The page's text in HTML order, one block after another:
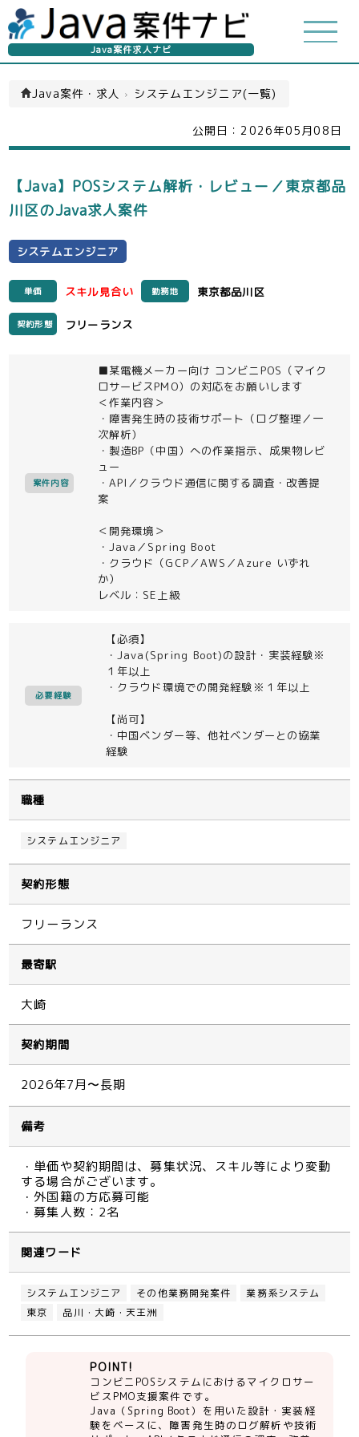
Java案件求人ナビ
Java案件・求人 › システムエンジニア(一覧)
公開日： 2026年05月08日
【Java】POSシステム解析・レビュー／東京都品
川区のJava求人案件
システムエンジニア
単価 スキル見合い 勤務地 東京都品川区
契約形態 フリーランス
案件内容
■某電機メーカー向け コンビニPOS（マイク
ロサービスPMO）の対応をお願いします
＜作業内容＞
・障害発生時の技術サポート（ログ整理／一
次解析）
・製造BP（中国）への作業指示、成果物レビ
ュー
・API／クラウド通信に関する調査・改善提
案
＜開発環境＞
・Java／Spring Boot
・クラウド（GCP／AWS／Azure いずれ
か）
レベル：SE上級
必要経験
【必須】
・Java(Spring Boot)の設計・実装経験※
１年以上
・クラウド環境での開発経験※１年以上
【尚可】
・中国ベンダー等、他社ベンダーとの協業
経験
職種
システムエンジニア
契約形態
フリーランス
最寄駅
大崎
契約期間
2026年7月〜長期
備考
・単価や契約期間は、募集状況、スキル等により変動
する場合がございます。
・外国籍の方応募可能
・募集人数：2名
関連ワード
システムエンジニア その他業務開発案件
業務系システム
東京
品川・大崎・天王洲
POINT!
コンビニPOSシステムにおけるマイクロサー
ビスPMO支援案件です。
Java（Spring Boot）を用いた設計・実装経
験をベースに、障害発生時のログ解析や技術